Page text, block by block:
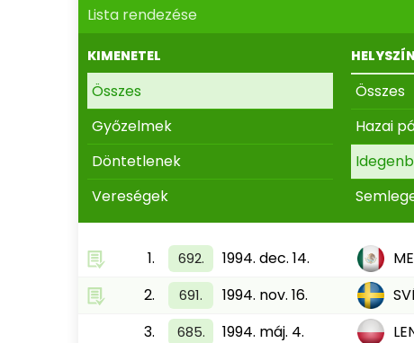
Lista rendezése
KIMENETEL
Összes
Győzelmek
Döntetlenek
Vereségek
HELYSZÍN
Összes
Hazai
1. 692. 1994. dec. 14.
2. 691. 1994. nov. 16.
3. 685. 1994. máj. 4.